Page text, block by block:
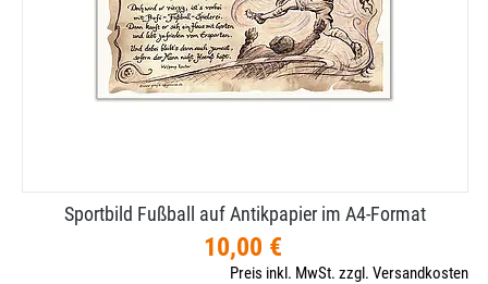
Sportbild Fußball auf Antikpapier im A4-​Format
10,00 €
Preis inkl. MwSt. zzgl. Versandkosten